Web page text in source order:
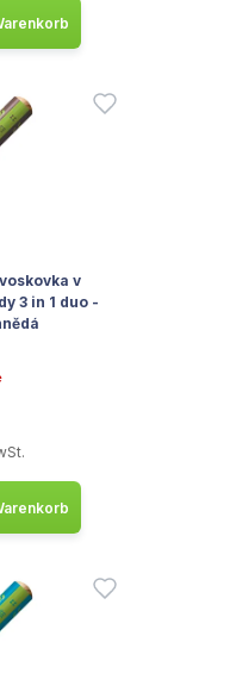
v
3 in 1 duo -